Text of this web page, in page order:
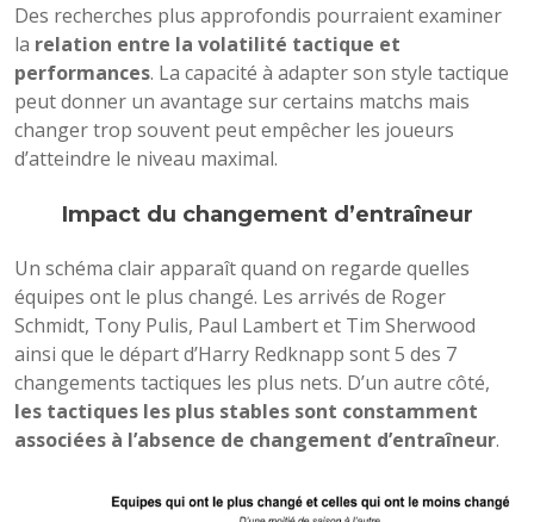
Des recherches plus approfondis pourraient examiner
la relation entre la volatilité tactique et
performances. La capacité à adapter son style tactique
peut donner un avantage sur certains matchs mais
changer trop souvent peut empêcher les joueurs
d’atteindre le niveau maximal.
Impact du changement d’entraîneur
Un schéma clair apparaît quand on regarde quelles
équipes ont le plus changé. Les arrivés de Roger
Schmidt, Tony Pulis, Paul Lambert et Tim Sherwood
ainsi que le départ d’Harry Redknapp sont 5 des 7
changements tactiques les plus nets. D’un autre côté,
les tactiques les plus stables sont constamment
associées à l’absence de changement d’entraîneur.